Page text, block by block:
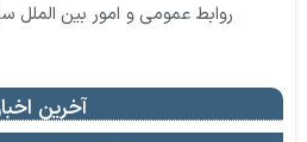
روابط عمومی و امور بین الملل
آخرین